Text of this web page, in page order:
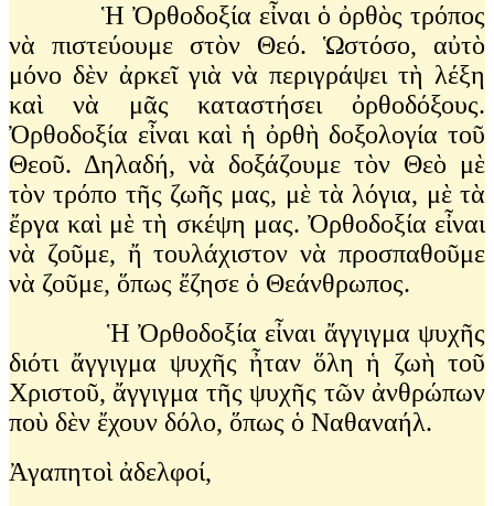
Ἡ Ὀρθοδοξία εἶναι ὁ ὀρθὸς τρόπος
νὰ πιστεύουμε στὸν Θεό. Ὡστόσο, αὐτὸ
μόνο δὲν ἀρκεῖ γιὰ νὰ περιγράψει τὴ λέξη
καὶ νὰ μᾶς καταστήσει ὀρθοδόξους.
Ὀρθοδοξία εἶναι καὶ ἡ ὀρθὴ δοξολογία τοῦ
Θεοῦ. Δηλαδή, νὰ δοξάζουμε τὸν Θεὸ μὲ
τὸν τρόπο τῆς ζωῆς μας, μὲ τὰ λόγια, μὲ τὰ
ἔργα καὶ μὲ τὴ σκέψη μας. Ὀρθοδοξία εἶναι
νὰ ζοῦμε, ἤ τουλάχιστον νὰ προσπαθοῦμε
νὰ ζοῦμε, ὅπως ἔζησε ὁ Θεάνθρωπος.
Ἡ Ὀρθοδοξία εἶναι ἄγγιγμα ψυχῆς
διότι ἄγγιγμα ψυχῆς ἦταν ὅλη ἡ ζωὴ τοῦ
Χριστοῦ, ἄγγιγμα τῆς ψυχῆς τῶν ἀνθρώπων
ποὺ δὲν ἔχουν δόλο, ὅπως ὁ Ναθαναήλ.
Ἀγαπητοὶ ἀδελφοί,